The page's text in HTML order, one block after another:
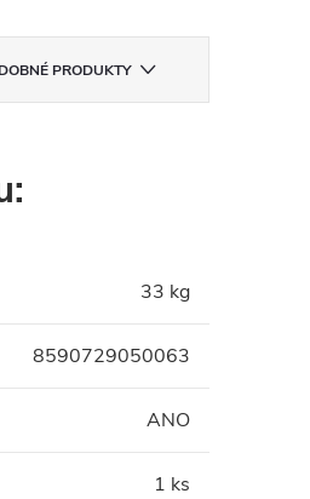
PRODUKTY
33 kg
8590729050063
ANO
1 ks